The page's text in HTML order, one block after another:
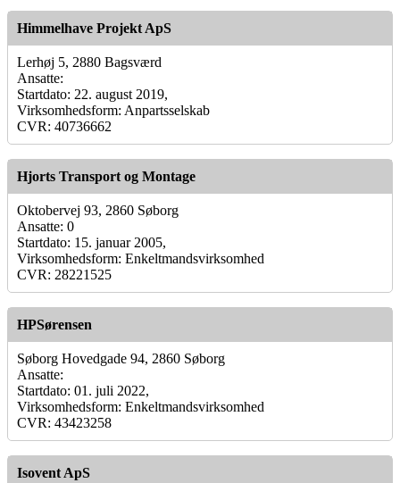
Himmelhave Projekt ApS
Lerhøj 5, 2880 Bagsværd
Ansatte:
Startdato: 22. august 2019,
Virksomhedsform: Anpartsselskab
CVR: 40736662
Hjorts Transport og Montage
Oktobervej 93, 2860 Søborg
Ansatte: 0
Startdato: 15. januar 2005,
Virksomhedsform: Enkeltmandsvirksomhed
CVR: 28221525
HPSørensen
Søborg Hovedgade 94, 2860 Søborg
Ansatte:
Startdato: 01. juli 2022,
Virksomhedsform: Enkeltmandsvirksomhed
CVR: 43423258
Isovent ApS